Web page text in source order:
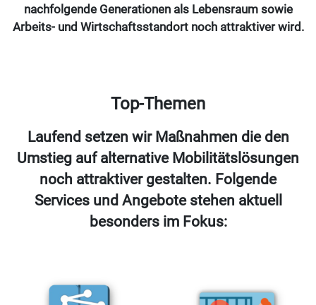
nachfolgende Generationen als Lebensraum sowie
Arbeits- und Wirtschaftsstandort noch attraktiver wird.
Top-Themen
Laufend setzen wir Maßnahmen die den
Umstieg auf alternative Mobilitätslösungen
noch attraktiver gestalten. Folgende
Services und Angebote stehen aktuell
besonders im Fokus: